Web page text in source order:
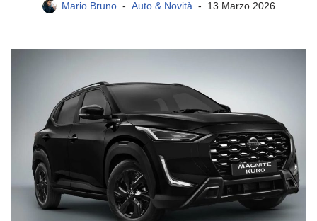
Mario Bruno Auto & Novità 13 Marzo 2026